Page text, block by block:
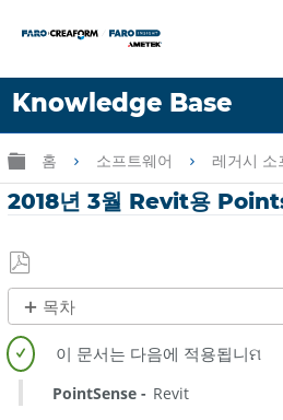
Knowledge Base
언어
도움 받기 로그인
글로벌 계층 확장/축소
홈 소프트웨어 레거시 소
2018년 3월 Revit용
PDF
로
저
장
목차
제
목
없
음
PointSense Revit